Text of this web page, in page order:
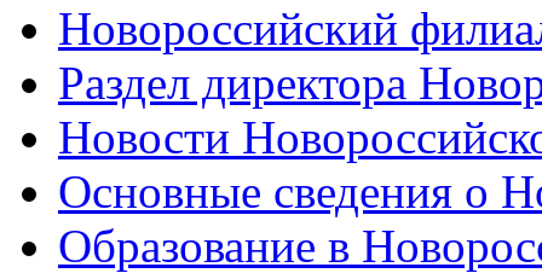
Новороссийский
Раздел директора
Новости
Основные сведения о
Образование в